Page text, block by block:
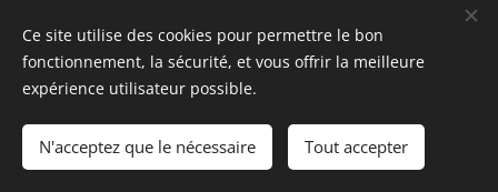
Cookies
Ce site utilise des cookies pour permettre le bon
fonctionnement, la sécurité, et vous offrir la meilleure
expérience utilisateur possible.
N'acceptez que le nécessaire Tout accepter